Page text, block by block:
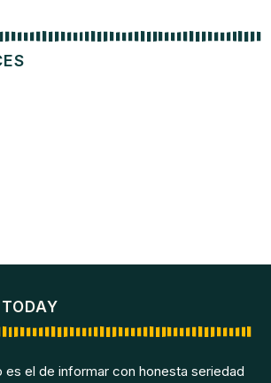
es el de informar con honesta seriedad